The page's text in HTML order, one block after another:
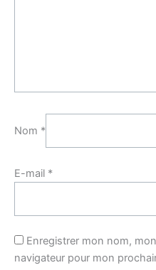
Nom *
E-mail *
Enregistrer mon nom,
navigateur pour mon